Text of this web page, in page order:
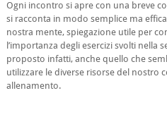
Ogni incontro si apre con una breve
si racconta in modo semplice ma
nostra mente, spiegazione utile per
l’importanza degli esercizi svolti nella
proposto infatti, anche quello che
utilizzare le diverse risorse del nostro
allenamento.